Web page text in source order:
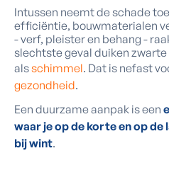
Intussen neemt de schade
efficiëntie, bouwmaterialen
- verf, pleister en behang -
slechtste geval duiken
alsschimmel. Dat is nefast
gezondheid.
Een duurzame aanpak is een
waar je op de korte en op
bij wint.